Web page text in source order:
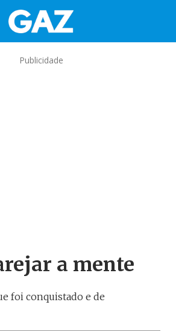
Publicidade
a mente
foi conquistado e de